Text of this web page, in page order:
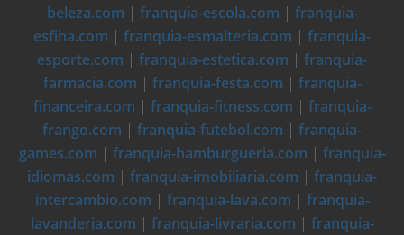
beleza.com | franquia-escola.com | franquia-
esfiha.com | franquia-esmalteria.com | franquia-
esporte.com | franquia-estetica.com | franquia-
farmacia.com | franquia-festa.com | franquia-
financeira.com | franquia-fitness.com | franquia-
frango.com | franquia-futebol.com | franquia-
games.com | franquia-hamburgueria.com | franquia-
idiomas.com | franquia-imobiliaria.com | franquia-
intercambio.com | franquia-lava.com | franquia-
lavanderia.com | franquia-livraria.com | franquia-